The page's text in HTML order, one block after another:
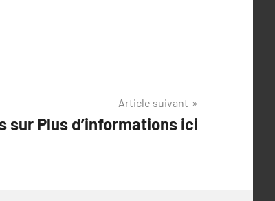
Article suivant
sur Plus d’informations ici